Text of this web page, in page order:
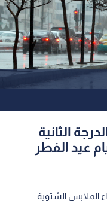
الثانية
عيد الفطر
الملابس الشتوية